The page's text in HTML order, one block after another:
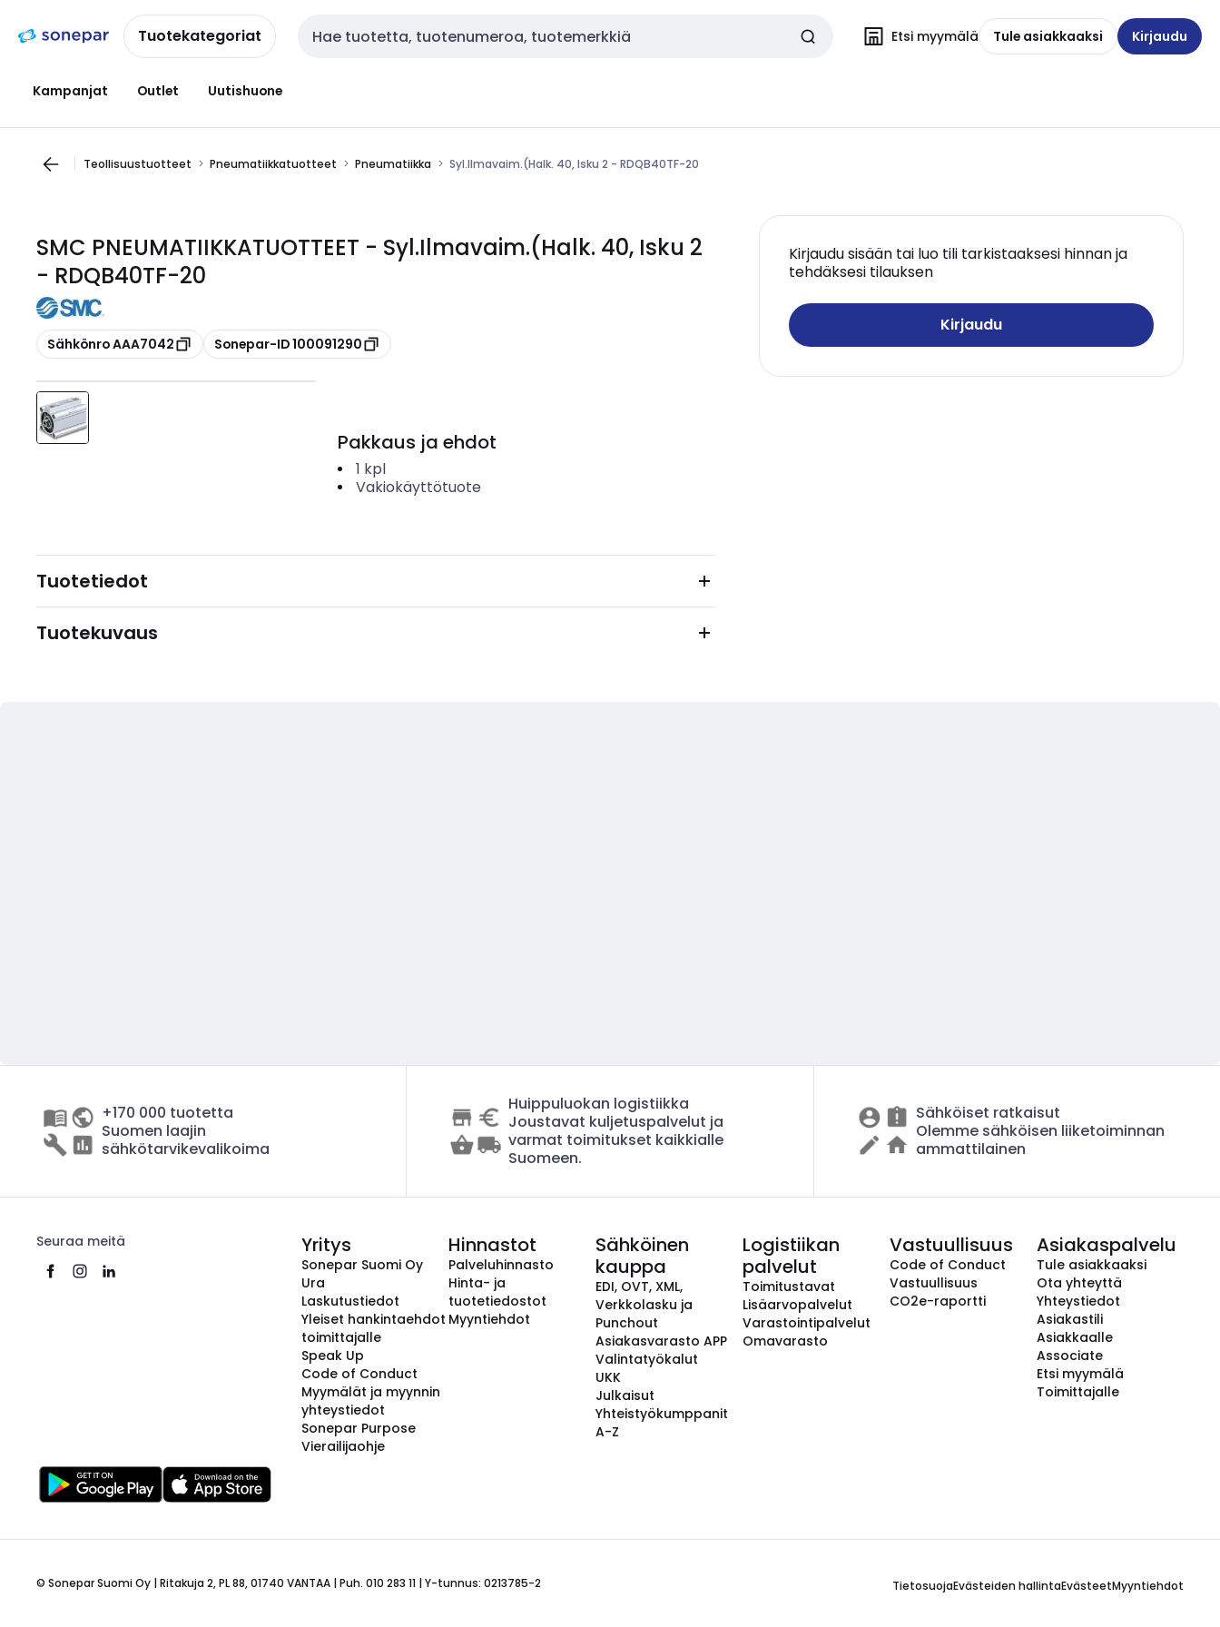
navigointiinsisältöönTuotekategoriat Haku Etsi myymälä Tule asiakkaaksi Kirjaudu
Kampanjat Outlet Uutishuone
Teollisuustuotteet Pneumatiikkatuotteet Pneumatiikka Syl.Ilmavaim.(Halk. 40, Isku 2 - RDQB40TF-20
SMC PNEUMATIIKKATUOTTEET - Syl.Ilmavaim.(Halk. 40, Isku 2
- RDQB40TF-20
Kopioi
Sähkönro AAA7042 Kopioi
Sonepar-ID 100091290
Kirjaudu sisään tai luo tili tarkistaaksesi hinnan ja
tehdäksesi tilauksen
Kirjaudu
Pakkaus ja ehdot
1 kpl
Vakiokäyttötuote
Tuotetiedot
Tuotekuvaus
+170 000 tuotetta
Suomen laajin
sähkötarvikevalikoima
Huippuluokan logistiikka
Joustavat kuljetuspalvelut ja
varmat toimitukset kaikkialle
Suomeen.
Sähköiset ratkaisut
Olemme sähköisen liiketoiminnan
ammattilainen
Seuraa meitä Yritys
Sonepar Suomi Oy
Ura
Laskutustiedot
Yleiset hankintaehdot
toimittajalle
Speak Up
Code of Conduct
Myymälät ja myynnin
yhteystiedot
Sonepar Purpose
Vierailijaohje
Hinnastot
Palveluhinnasto
Hinta- ja
tuotetiedostot
Myyntiehdot
Sähköinen
kauppa
EDI, OVT, XML,
Verkkolasku ja
Punchout
Asiakasvarasto APP
Valintatyökalut
UKK
Julkaisut
Yhteistyökumppanit
A-Z
Logistiikan
palvelut
Toimitustavat
Lisäarvopalvelut
Varastointipalvelut
Omavarasto
Vastuullisuus
Code of Conduct
Vastuullisuus
CO2e-raportti
Asiakaspalvelu
Tule asiakkaaksi
Ota yhteyttä
Yhteystiedot
Asiakastili
Asiakkaalle
Associate
Etsi myymälä
Toimittajalle
© Sonepar Suomi Oy | Ritakuja 2, PL 88, 01740 VANTAA | Puh. 010 283 11 | Y-tunnus: 0213785-2 TietosuojaEvästeiden hallintaEvästeetMyyntiehdot